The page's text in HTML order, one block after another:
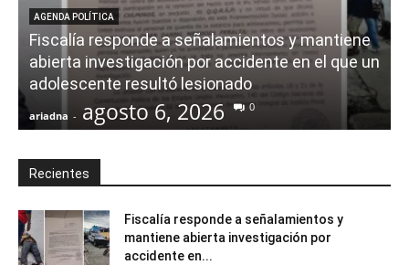
AGENDA POLÍTICA
Fiscalía responde a señalamientos y mantiene
abierta investigación por accidente en el que un
adolescente resultó lesionado
ariadna - agosto 6, 2026 0
Recientes
Fiscalía responde a señalamientos y
mantiene abierta investigación por
accidente en...